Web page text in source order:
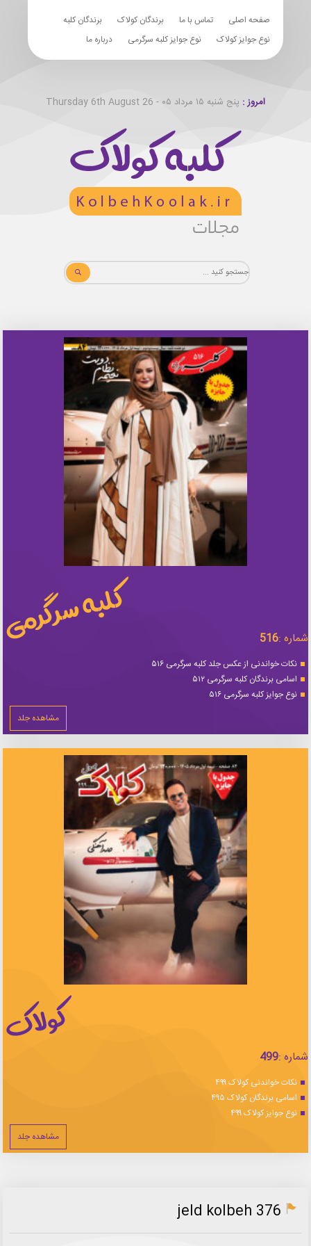
صفحه اصلی تماس با ما برندگان کولاک
برندگان کلبه
نوع جوایز کولاک
نوع جوایز کلبه سرگرمی درباره ما
امروز : پنج شنبه ۱۵ مرداد ۰۵ - Thursday 6th August 26
شماره :516
نکات خواندنی از عکس جلد کلبه سرگرمی ۵۱۶
اسامی برندگان کلبه سرگرمی ۵۱۲
نوع جوایز کلبه سرگرمی ۵۱۶
مشاهده جلد
شماره :499
نکات خواندنی کولاک ۴۹۹
اسامی برندگان کولاک ۴۹۵
نوع جوایز کولاک ۴۹۹
مشاهده جلد
jeld kolbeh 376